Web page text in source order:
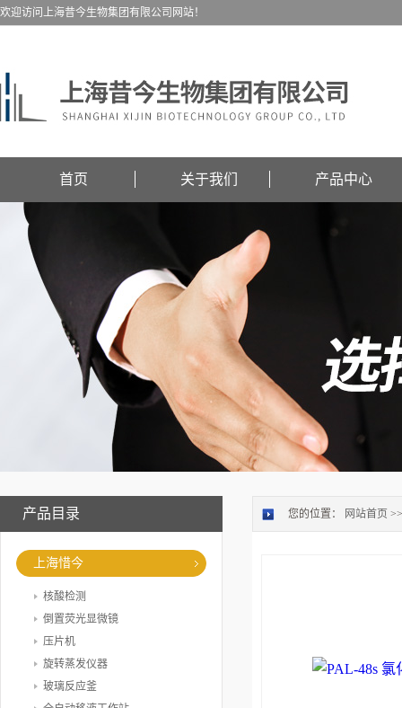
欢迎访问上海昔今生物集团有限公司网站！
首页 关于我们 产品中心
产品目录
上海惜今
核酸检测
倒置荧光显微镜
压片机
旋转蒸发仪器
玻璃反应釜
您的位置： 网站首页